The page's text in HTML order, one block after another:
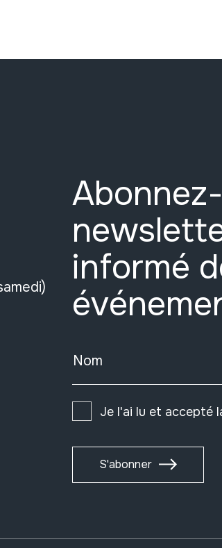
informé
Nom
Je l'ai lu et accepté
S'abonner